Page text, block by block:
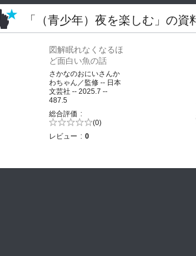
「（青少年）夜を楽しむ」の資
図解眠れなくなるほ
ど面白い魚の話
さかなのおにいさんか
わちゃん／監修 -- 日本
文芸社 -- 2025.7 --
487.5
総合評価
5段階評価の (0)
レビュー
0